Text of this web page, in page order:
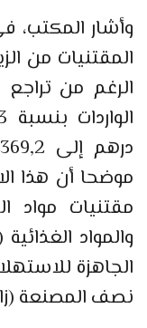
وأشار المكتب،
المقتنيات من
الرغم من
موضحا أن هذا
نصف المصنعة (زائد 5,8 في